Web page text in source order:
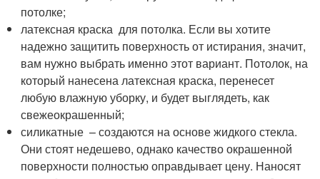
потолке;
латексная краска для потолка. Если вы хотите
надежно защитить поверхность от истирания, значит,
вам нужно выбрать именно этот вариант. Потолок, на
который нанесена латексная краска, перенесет
любую влажную уборку, и будет выглядеть, как
свежеокрашенный;
силикатные – создаются на основе жидкого стекла.
Они стоят недешево, однако качество окрашенной
поверхности полностью оправдывает цену. Наносят